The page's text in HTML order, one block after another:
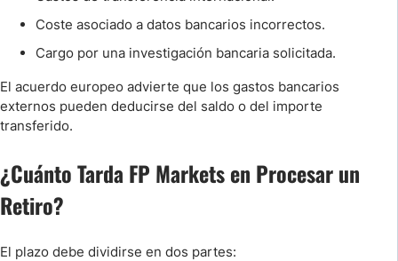
Coste asociado a datos bancarios incorrectos.
Cargo por una investigación bancaria solicitada.
El acuerdo europeo advierte que los gastos bancarios
externos pueden deducirse del saldo o del importe
transferido.
¿Cuánto Tarda FP Markets en Procesar un
Retiro?
El plazo debe dividirse en dos partes: